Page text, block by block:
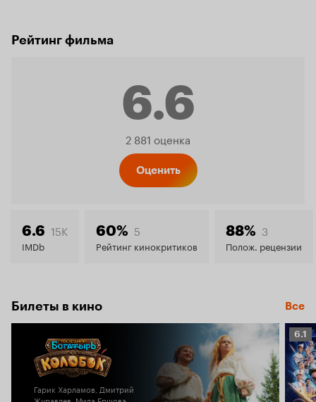
Рейтинг фильма
6.6
Рейтинг
6.6
2 881 оценка
Оценить
6.6 15K
IMDb
60% 5
Рейтинг кинокритиков
88% 3
Полож. рецензии
Билеты в кино Все
Гарик Харламов, Дмитрий
6.1
6.1